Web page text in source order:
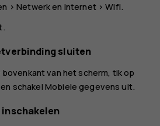
>Netwerk en internet >Wifi.
.
sluiten
van het scherm, tik op
en schakel Mobiele gegevens uit.